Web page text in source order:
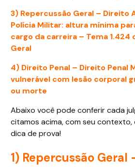
3) Repercussão Geral – Direito
Polícia Militar: altura mínima
cargo da carreira – Tema 1.424
Geral
4) Direito Penal – Direito Penal
vulnerável com lesão corporal
ou morte
Abaixo você pode conferir cada
citamos acima, com seu contexto,
dica de prova!
1) Repercussão Geral